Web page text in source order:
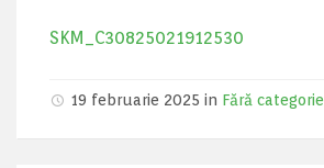
SKM_C30825021912530
19 februarie 2025 in Fără categorie